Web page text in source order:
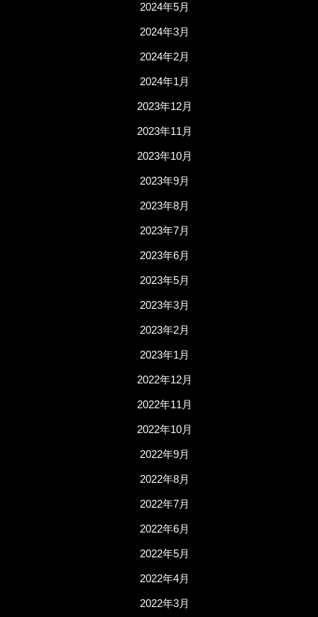
2024年5月
2024年3月
2024年2月
2024年1月
2023年12月
2023年11月
2023年10月
2023年9月
2023年8月
2023年7月
2023年6月
2023年5月
2023年3月
2023年2月
2023年1月
2022年12月
2022年11月
2022年10月
2022年9月
2022年8月
2022年7月
2022年6月
2022年5月
2022年4月
2022年3月